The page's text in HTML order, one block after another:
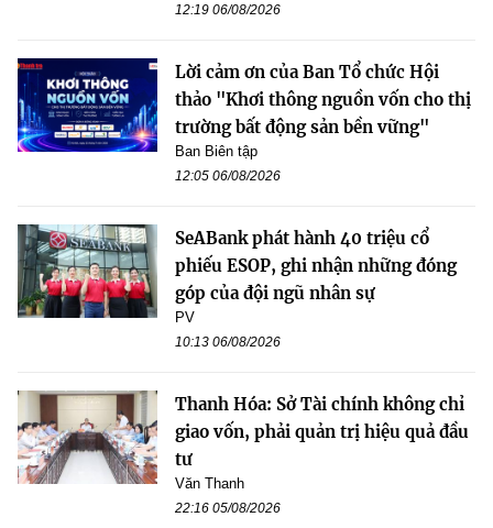
12:19 06/08/2026
Lời cảm ơn của Ban Tổ chức Hội
thảo "Khơi thông nguồn vốn cho thị
trường bất động sản bền vững"
Ban Biên tập
12:05 06/08/2026
SeABank phát hành 40 triệu cổ
phiếu ESOP, ghi nhận những đóng
góp của đội ngũ nhân sự
PV
10:13 06/08/2026
Thanh Hóa: Sở Tài chính không chỉ
giao vốn, phải quản trị hiệu quả đầu
tư
Văn Thanh
22:16 05/08/2026